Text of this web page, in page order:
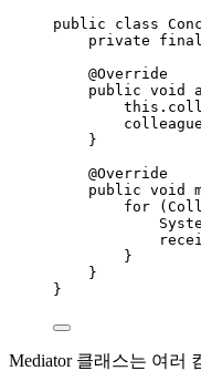
public
class
private
final
@Override
public void
this .
colleague
}
@Override
public void
for (
}
}
}
Mediator 클래스는 여러